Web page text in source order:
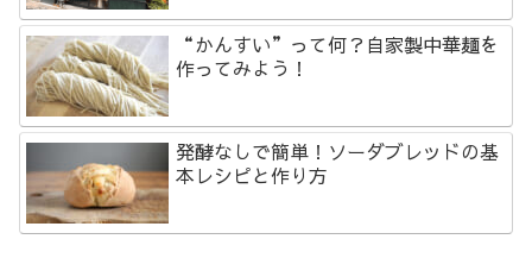
“かんすい”って何？自家製中華麺を
作ってみよう！
発酵なしで簡単！ソーダブレッドの基
本レシピと作り方